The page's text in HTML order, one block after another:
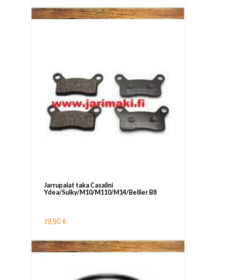
Jarrupalat taka Casalini
Ydea/Sulky/M10/M110/M14/Bellier B8
19,90 €